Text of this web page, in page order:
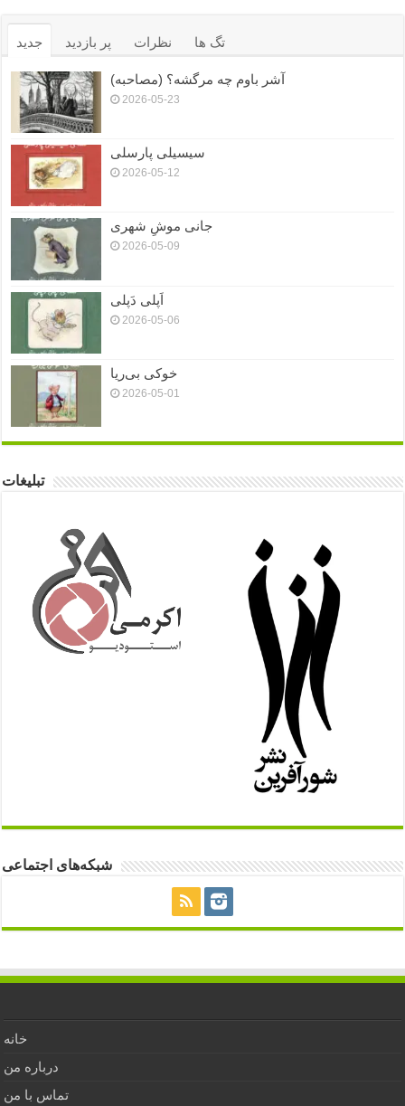
جدید پر بازدید نظرات تگ ها
آشر باوم چه مرگشه؟ (مصاحبه)
2026-05-23
سیسیلی پارسلی
2026-05-12
جانی موشِ شهری
2026-05-09
اَپلی دَپلی
2026-05-06
خوکی بی‌ریا
2026-05-01
تبلیغات
شبکه‌های اجتماعی
خانه
درباره من
تماس با من